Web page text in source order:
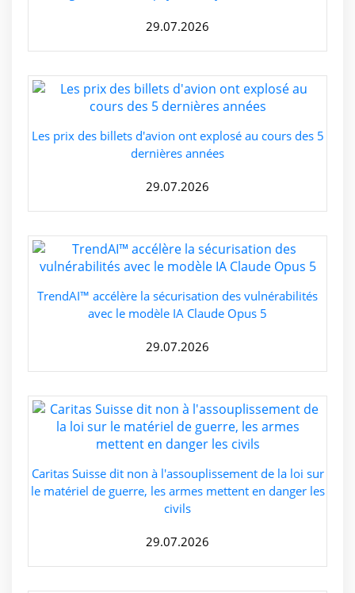
29.07.2026
Les prix des billets d'avion ont explosé au cours des 5
dernières années
29.07.2026
TrendAI™ accélère la sécurisation des vulnérabilités
avec le modèle IA Claude Opus 5
29.07.2026
Caritas Suisse dit non à l'assouplissement de la loi sur
le matériel de guerre, les armes mettent en danger les
civils
29.07.2026